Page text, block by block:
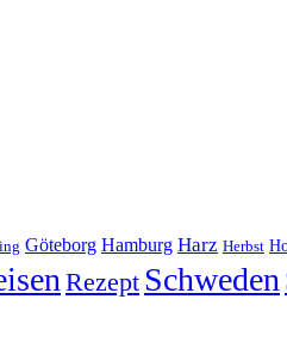
Göteborg Hamburg Harz Herbst
Rezept Schweden